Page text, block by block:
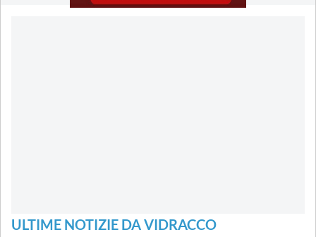
ULTIME NOTIZIE DA VIDRACCO